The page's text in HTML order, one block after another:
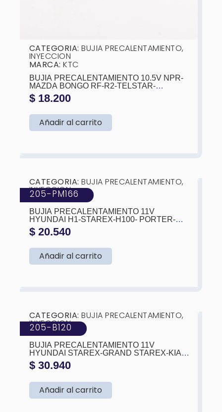
CATEGORIA:BUJIA PRECALENTAMIENTO,
INYECCION
MARCA:KTC
BUJIA PRECALENTAMIENTO 10.5V NPR-
MAZDA BONGO RF-R2-TELSTAR-
SPECTRON-J80-KIA (L:86MM)
$18.200
Añadir al carrito
❮
205-PM166
CATEGORIA:BUJIA PRECALENTAMIENTO,
INYECCION
MARCA:KTC
BUJIA PRECALENTAMIENTO 11V
HYUNDAI H1-STAREX-H100- PORTER-
GALLOPER (36710-42020) (L:97MM)
$20.540
Añadir al carrito
❮
205-B120
CATEGORIA:BUJIA PRECALENTAMIENTO,
INYECCION
MARCA:KTC
BUJIA PRECALENTAMIENTO 11V
HYUNDAI STAREX-GRAND STAREX-KIA
POR
$30.940
Añadir al carrito